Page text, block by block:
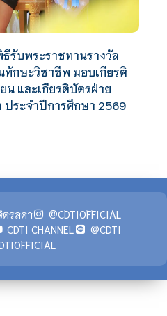
รับพระราชทานรางวัล
ทักษะวิชาชีพ มอบเกียรติ
น และเกียรติบัตรฝ่าย
ประจำปีการศึกษา 2569
รลดา
@CDTIOFFICIAL
CDTI CHANNEL
@CDTI